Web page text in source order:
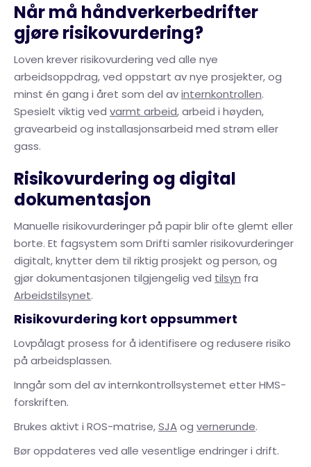
Når må håndverkerbedrifter
gjøre risikovurdering?
Loven krever risikovurdering ved alle nye
arbeidsoppdrag, ved oppstart av nye prosjekter, og
minst én gang i året som del avinternkontrollen.
Spesielt viktig ved varmt arbeid, arbeid i høyden,
gravearbeid og installasjonsarbeid med strøm eller
gass.
Risikovurdering og digital
dokumentasjon
Manuelle risikovurderinger på papir blir ofte glemt eller
borte. Et fagsystem som Drifti samler risikovurderinger
digitalt, knytter dem til riktig prosjekt og person, og
gjør dokumentasjonen tilgjengelig ved tilsyn fra
Arbeidstilsynet.
Risikovurdering kort oppsummert
Lovpålagt prosess for å identifisere og redusere risiko
på arbeidsplassen.
Inngår som del av internkontrollsystemet etter HMS-
forskriften.
Brukes aktivt i ROS-matrise,SJAog vernerunde.
Bør oppdateres ved alle vesentlige endringer i drift.